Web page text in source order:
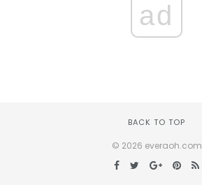
ad
BACK TO TOP
© 2026 everaoh.com